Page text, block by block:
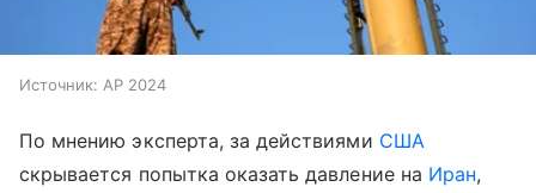
Источник: AP 2024
По мнению эксперта, за действиями США
скрывается попытка оказать давление на Иран,